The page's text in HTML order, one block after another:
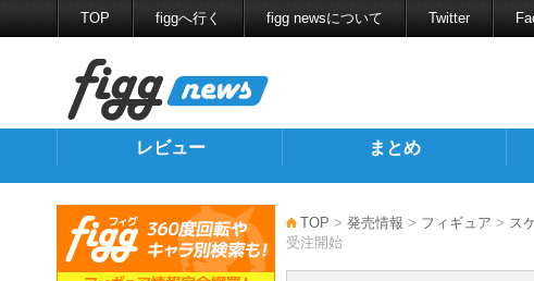
TOP figgへ行く figg newsについて Twitter
レビュー まとめ
TOP > 発売情報 > フィギュア > ス
受注開始